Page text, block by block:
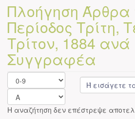
Πλοήγηση Άρθρα
Περίοδος Τρίτη,
Τρίτον, 1884 ανά
Συγγραφέα
Η αναζήτηση δεν επέστρεψε